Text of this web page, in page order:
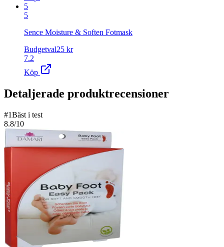
5
5
Sence Moisture & Soften Fotmask
Budgetval25 kr
7.2
Köp
Detaljerade produktrecensioner
#1Bäst i test
8.8/10